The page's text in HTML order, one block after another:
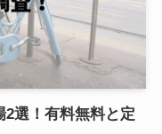
選！有料無料と定